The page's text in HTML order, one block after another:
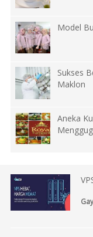
Model
Sukses
Maklon
Aneka